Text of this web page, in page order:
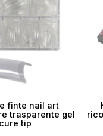
finte nail art
trasparente gel
tip